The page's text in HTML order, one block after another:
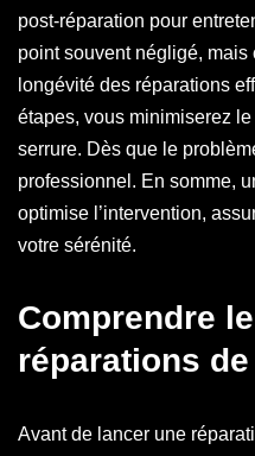
post-réparation pour
point souvent négligé, mais
longévité des réparations
étapes, vous minimiserez
serrure. Dès que le
professionnel. En somme,
optimise l’intervention,
votre sérénité.
Comprendre
réparations
Avant de lancer une